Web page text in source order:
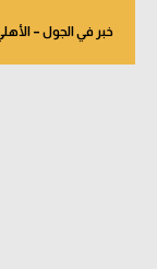
خبر في الجول –